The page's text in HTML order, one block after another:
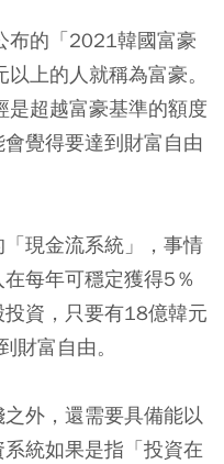
布的「2021韓國富豪
上的人就稱為富豪。
超越富豪基準的額度
覺得要達到財富自由
現金流系統」，事情
每年可穩定獲得5％
資，只要有18億韓元
財富自由。
外，還需要具備能以
統如果是指「投資在